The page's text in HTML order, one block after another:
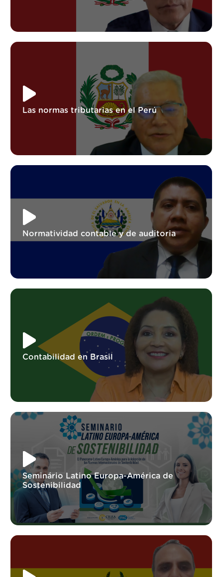
Las normas tributarias en el Perú
Normatividad contable y de auditoria
Contabilidad en Brasil
Seminário Latino Europa-América de
Sostenibilidad